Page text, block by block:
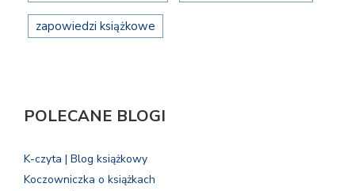
zapowiedzi książkowe
POLECANE BLOGI
K-czyta | Blog książkowy
Koczowniczka o książkach